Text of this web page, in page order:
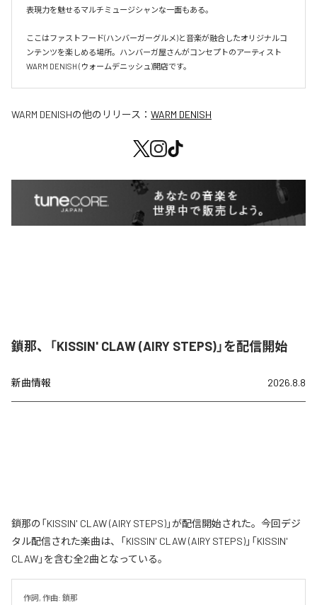
表現力を魅せるマルチミュージシャンな一面もある。
ここはファストフード(ハンバーガーグルメ)と音楽が融合したオリジナルコ
ンテンツを楽しめる場所。ハンバーガ屋さんがコンセプトのアーティスト
WARM DENISH (ウォームデニッシュ)開店です。
WARM DENISHの他のリリース： WARM DENISH
鎖那、「KISSIN' CLAW (AIRY STEPS)」を配信開始
新曲情報 2026.8.8
鎖那の「KISSIN' CLAW (AIRY STEPS)」が配信開始された。今回デジ
タル配信された楽曲は、「KISSIN' CLAW (AIRY STEPS)」「KISSIN'
CLAW」を含む全2曲となっている。
作詞, 作曲: 鎖那